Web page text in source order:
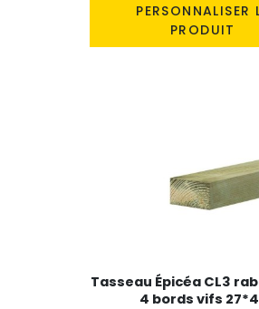
PERSONNALISER
PRODUIT
Tasseau Épicéa CL3
4 bords vifs